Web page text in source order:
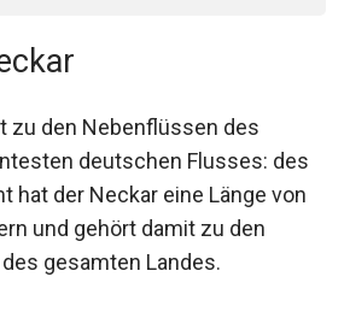
zu den Nebenflüssen des
deutschen Flusses: des
hat der Neckar eine Länge von
und gehört damit zu den
gesamten Landes.